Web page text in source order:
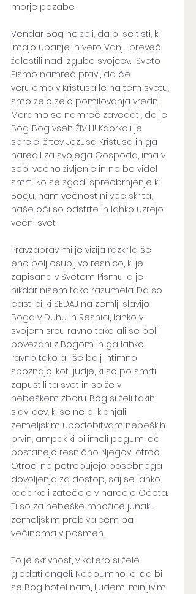
morje pozabe.
Vendar Bog ne želi, da bi se tisti, ki
imajo upanje in vero Vanj,  preveč
žalostili nad izgubo svojcev.  Sveto
Pismo namreč pravi, da če
verujemo v Kristusa le na tem svetu,
smo zelo zelo pomilovanja vredni.
Moramo se namreč zavedati, da je
Bog: Bog vseh ŽIVIH! Kdorkoli je
sprejel žrtev Jezusa Kristusa in ga
naredil za svojega Gospoda, ima v
sebi večno življenje in ne bo videl
smrti. Ko se zgodi spreobrnjenje k
Bogu, nam večnost ni več skrita,
naše oči so odstrte in lahko uzrejo
večni svet.
Pravzaprav mi je vizija razkrila še
eno bolj osupljivo resnico, ki je
zapisana v Svetem Pismu, a je
nikdar nisem tako razumela. Da so
častilci, ki SEDAJ na zemlji slavijo
Boga v Duhu in Resnici, lahko v
svojem srcu ravno tako ali še bolj
povezani z Bogom in ga lahko
ravno tako ali še bolj intimno
spoznajo, kot ljudje, ki so po smrti
zapustili ta svet in so že v
nebeškem zboru. Bog si želi takih
slavilcev, ki se ne bi klanjali
zemeljskim upodobitvam nebeških
prvin, ampak ki bi imeli pogum, da
postanejo resnično Njegovi otroci.
Otroci ne potrebujejo posebnega
dovoljenja za dostop, saj se lahko
kadarkoli zatečejo v naročje Očeta.
Ti so za nebeške množice junaki,
zemeljskim prebivalcem pa
večinoma v posmeh.
To je skrivnost, v katero si žele
gledati angeli. Nedoumno je, da bi
se Bog hotel nam, ljudem, minljivim